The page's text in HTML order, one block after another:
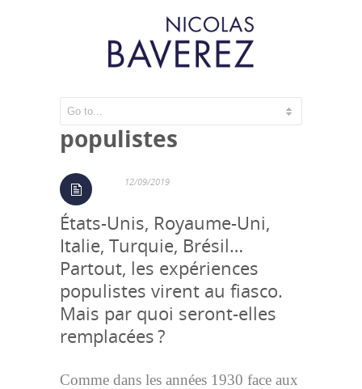
L’automne des
populistes
12/09/2019
États-Unis, Royaume-Uni,
Italie, Turquie, Brésil…
Partout, les expériences
populistes virent au fiasco.
Mais par quoi seront-elles
remplacées ?
Comme dans les années 1930 face aux